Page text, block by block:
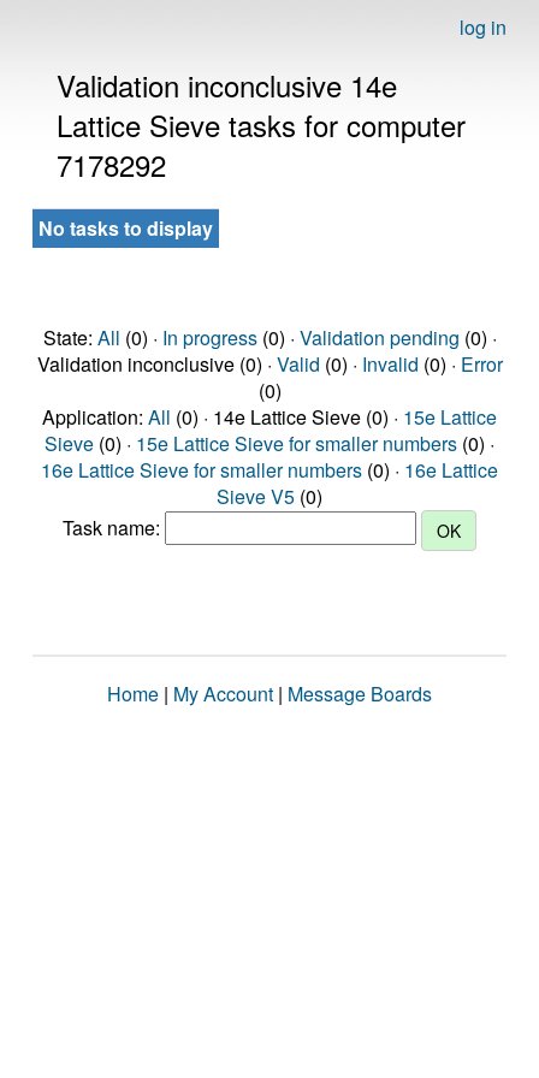
log in
Validation inconclusive 14e
Lattice Sieve tasks for computer
7178292
No tasks to display
State: All (0) · In progress(0) · Validation pending (0) ·
Validation inconclusive (0) · Valid (0) · Invalid (0) · Error
(0)
Application: All (0) · 14e Lattice Sieve (0) · 15e Lattice
Sieve (0) · 15e Lattice Sieve for smaller numbers (0) ·
16e Lattice Sieve for smaller numbers (0) · 16e Lattice
Sieve V5 (0)
Task name:
Home | My Account | Message Boards